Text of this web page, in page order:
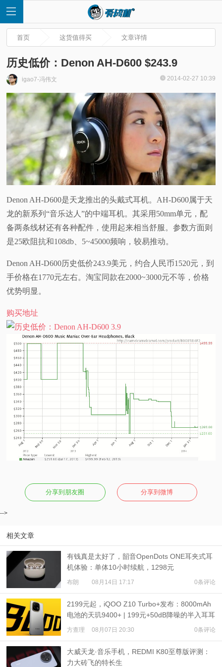
页
快
讯
测
视
频
科
普
专
题
首页 这货值得买 文章详情
历史低价：Denon AH-D600 $243.9
igao7-冯伟文 2014-02-27 10:39
Denon AH-D600是天龙推出的头戴式耳机。AH-D600属于天
龙的新系列“音乐达人”的中端耳机。其采用50mm单元，配
备两条线材还有各种配件，使用起来相当舒服。参数方面则
是25欧阻抗和108db、5~45000频响，较易推动。
Denon AH-D600历史低价243.9美元，约合人民币1520元，到
手价格在1770元左右。淘宝同款在2000~3000元不等，价格
优势明显。
购买地址
分享到朋友圈 分享到微博
-->
相关文章
有钱真是太好了，韶音OpenDots ONE耳夹式耳
机体验：单体10小时续航，1298元
布朗 08月14日 17:17 0条评论
2199元起，iQOO Z10 Turbo+发布：8000mAh
电池的天玑9400+ | 199元+50dB降噪的半入耳耳
机发布
方查理 08月07日 20:30 0条评论
大威天龙·音乐手机，REDMI K80至尊版评测：
力大砖飞的特长生